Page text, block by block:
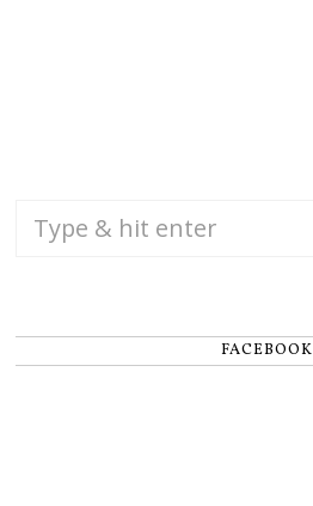
FACEBOOK